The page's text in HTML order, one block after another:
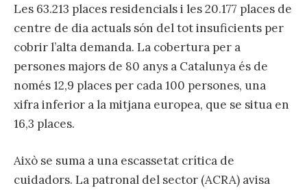
Les 63.213 places residencials i les 20.177 places de
centre de dia actuals són del tot insuficients per
cobrir l’alta demanda. La cobertura per a
persones majors de 80 anys a Catalunya és de
només 12,9 places per cada 100 persones, una
xifra inferior a la mitjana europea, que se situa en
16,3 places.
Això se suma a una escassetat crítica de
cuidadors. La patronal del sector (ACRA) avisa